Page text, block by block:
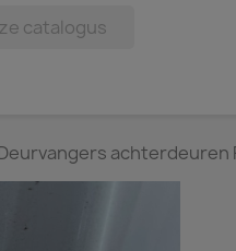
achterdeuren